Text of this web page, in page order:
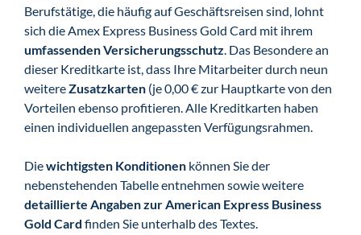
Berufstätige, die häufig auf Geschäftsreisen sind, lohnt
sich die Amex Express Business Gold Card mit ihrem
umfassenden Versicherungsschutz. Das Besondere an
dieser Kreditkarte ist, dass Ihre Mitarbeiter durch neun
weitereZusatzkarten (je 0,00 € zur Hauptkarte von den
Vorteilen ebenso profitieren. Alle Kreditkarten haben
einen individuellen angepassten Verfügungsrahmen.
Diewichtigsten Konditionen können Sie der
nebenstehenden Tabelle entnehmen sowie weitere
detaillierte Angaben zur American Express Business
Gold Card finden Sie unterhalb des Textes.